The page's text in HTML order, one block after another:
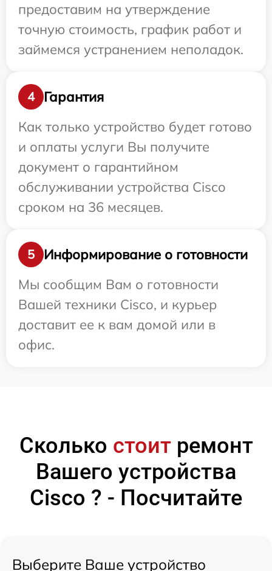
предоставим на утверждение
точную стоимость, график работ и
займемся устранением неполадок.
4
Гарантия
Как только устройство будет готово
и оплаты услуги Вы получите
документ о гарантийном
обслуживании устройства Cisco
сроком на 36 месяцев.
5
Информирование о готовности
Мы сообщим Вам о готовности
Вашей техники Cisco, и курьер
доставит ее к вам домой или в
офис.
Сколько стоитремонт
Вашего устройства
Cisco ? - Посчитайте
Выберите Ваше устройство